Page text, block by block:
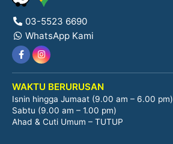
03-5523 6690
WhatsApp Kami
WAKTU BERURUSAN
Isnin hingga Jumaat (9.00 am – 6.00 pm)
Sabtu (9.00 am – 1.00 pm)
Ahad & Cuti Umum – TUTUP